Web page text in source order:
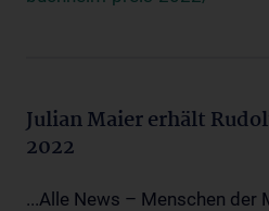
Julian Maier erhält
2022
...Alle News – Menschen der